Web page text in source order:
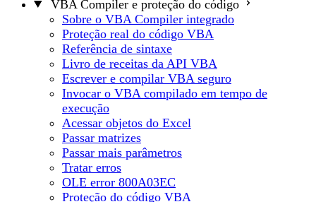
VBA Compiler e proteção do código
Sobre o VBA Compiler integrado
Proteção real do código VBA
Referência de sintaxe
Livro de receitas da API VBA
Escrever e compilar VBA seguro
Invocar o VBA compilado em tempo de
execução
Acessar objetos do Excel
Passar matrizes
Passar mais parâmetros
Tratar erros
OLE error 800A03EC
Proteção do código VBA